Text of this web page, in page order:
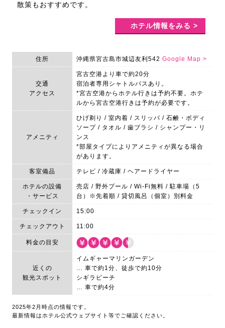
散策もおすすめです。
ホテル情報をみる >
住所 沖縄県宮古島市城辺友利542 Google Map >
交通
アクセス
宮古空港より車で約20分
宿泊者専用シャトルバスあり。
*宮古空港からホテル行きは予約不要。ホテ
ルから宮古空港行きは予約が必要です。
アメニティ
ひげ剃り / 室内着 / スリッパ / 石鹸・ボディ
ソープ / タオル / 歯ブラシ / シャンプー・リ
ンス
*部屋タイプによりアメニティが異なる場合
があります。
客室備品 テレビ / 冷蔵庫 / ヘアードライヤー
ホテルの設備
・サービス
売店 / 野外プール / Wi-Fi無料 / 駐車場（5
台）※先着順 / 貸切風呂（個室）別料金
チェックイン 15:00
チェックアウト 11:00
料金の目安
近くの
観光スポット
イムギャーマリンガーデン
… 車で約1分、徒歩で約10分
シギラビーチ
… 車で約4分
2025年2月時点の情報です。
最新情報はホテル公式ウェブサイト等でご確認ください。